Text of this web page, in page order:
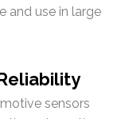
and use in large
sensors